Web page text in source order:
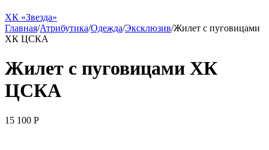
ХК «Звезда»
Главная/Атрибутика/Одежда/Эксклюзив/Жилет с пуговицами
ХК ЦСКА
Жилет с пуговицами ХК
ЦСКА
15 100 P